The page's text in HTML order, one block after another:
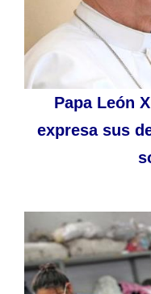
Papa León
expresa sus